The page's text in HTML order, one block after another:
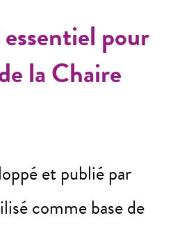
pour
la Chaire
et publié par
comme base de